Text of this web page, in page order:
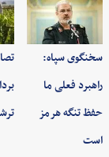
سخنگوی سپاه:
راهبرد فعلی ما
حفظ تنگه هرمز
است